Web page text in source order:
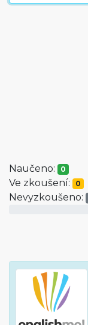
Naučeno: 0
Ve zkoušení: 0
Nevyzkoušeno: